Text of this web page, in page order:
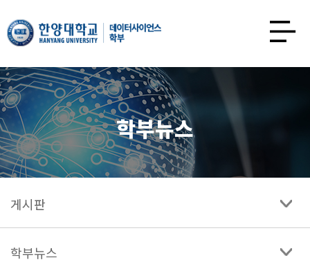
한양대학교
데이터사이언스학과
열기
학부뉴스
게시판
학부뉴스